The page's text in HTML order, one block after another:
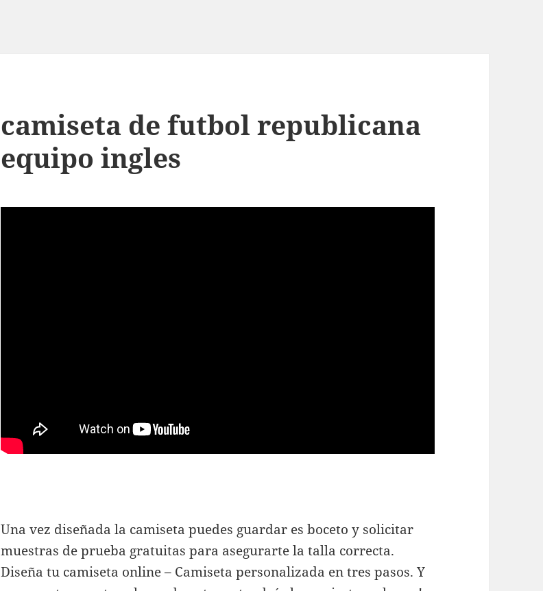
camiseta de futbol republicana
equipo ingles
Una vez diseñada la camiseta puedes guardar es boceto y solicitar
muestras de prueba gratuitas para asegurarte la talla correcta.
Diseña tu camiseta online – Camiseta personalizada en tres pasos. Y